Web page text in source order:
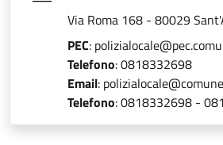
Via Roma 168 - 80029
PEC:
Telefono: 0818332698
Email:
Telefono: 0818332698 -